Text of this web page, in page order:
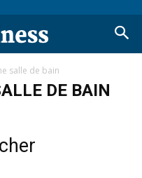
salle de bain
DE BAIN